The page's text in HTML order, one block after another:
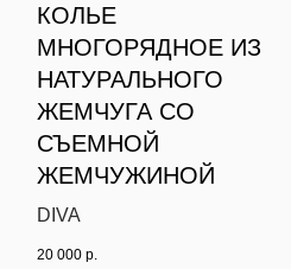
КОЛЬЕ
МНОГОРЯДНОЕ ИЗ
НАТУРАЛЬНОГО
ЖЕМЧУГА СО
СЪЕМНОЙ
ЖЕМЧУЖИНОЙ
DIVA
20 000 р.